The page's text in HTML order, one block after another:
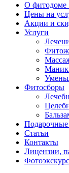
О фитодоме
Цены на
Акции и
Услуги
Фитосборы
Статьи
Контакты
Лицензии,